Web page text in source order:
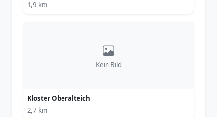
1,9 km
Kein Bild
Kloster Oberalteich
2,7 km